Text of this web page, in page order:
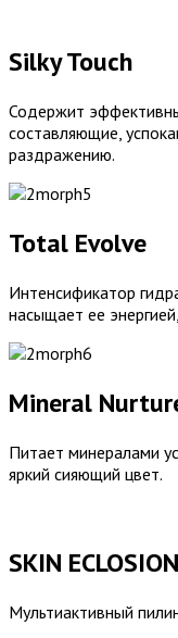
Silky Touch
Содержит
составляющие,
раздражению.
Total Evolve
Интенсификатор
насыщает ее
Mineral
Питает минералами
яркий сияющий цвет.
SKIN ECLOSION
Мультиактивный